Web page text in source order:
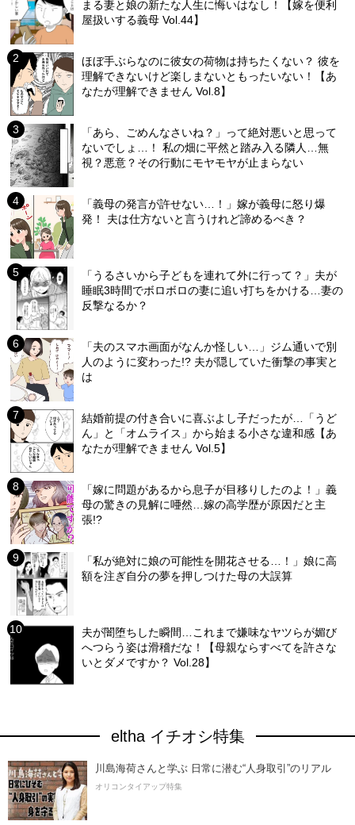
まる妻と娘の新たな人生に悔いはなし！【嫁を便利
屋扱いする義母 Vol.44】
ほぼ手ぶらなのに彼女の荷物は持ちたくない？ 彼を
理解できないけど楽しまないともったいない！【あ
なたが理解できません Vol.8】
「あら、ごめんなさいね？」って絶対悪いと思って
ないでしょ…！ 私の畑に平然と踏み入る隣人…無
視？悪意？その行動にモヤモヤが止まらない
「義母の発言が許せない…！」嫁が義母に怒り爆
発！ 夫は仕方ないと言うけれど諦めるべき？
「うるさいから子どもを連れて外に行って？」夫が
睡眠3時間でボロボロの妻に追い打ちをかける…妻の
反撃なるか？
「夫のスマホ画面がなんか怪しい…」ジム通いで別
人のように変わった!? 夫が隠していた衝撃の事実と
は
結婚前提の付き合いに喜ぶよし子だったが…「うど
ん」と「オムライス」から始まる小さな違和感【あ
なたが理解できません Vol.5】
「嫁に問題があるから息子が目移りしたのよ！」義
母の驚きの見解に唖然…嫁の高学歴が原因だと主
張!?
「私が絶対に娘の可能性を開花させる…！」娘に高
額を注ぎ自分の夢を押しつけた母の大誤算
夫が闇堕ちした瞬間…これまで嫌味なヤツらが媚び
へつらう姿は滑稽だな！【母親ならすべてを許さな
いとダメですか？ Vol.28】
eltha イチオシ特集
川島海荷さんと学ぶ 日常に潜む“人身取引”のリアル
オリコンタイアップ特集